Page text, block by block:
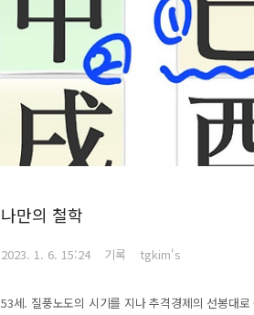
나만의 철학
2023. 1. 6. 15:24 기록 tgkim's
53세. 질풍노도의 시기를 지나 추격경제의 선봉대